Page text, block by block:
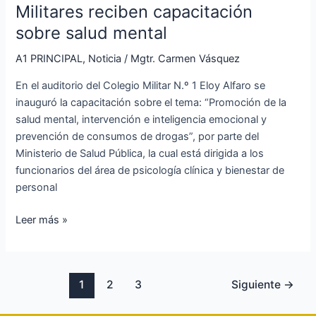
Militares reciben capacitación
sobre salud mental
A1 PRINCIPAL, Noticia / Mgtr. Carmen Vásquez
En el auditorio del Colegio Militar N.º 1 Eloy Alfaro se
inauguró la capacitación sobre el tema: “Promoción de la
salud mental, intervención e inteligencia emocional y
prevención de consumos de drogas”, por parte del
Ministerio de Salud Pública, la cual está dirigida a los
funcionarios del área de psicología clínica y bienestar de
personal
capacitación
sobre
salud
mental
Leer más »
1 2 3 Siguiente →